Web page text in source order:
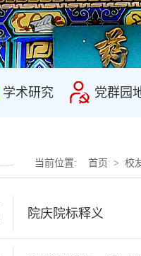
学术研究 党群园
当前位置: 首页 > 校
院庆院标释义